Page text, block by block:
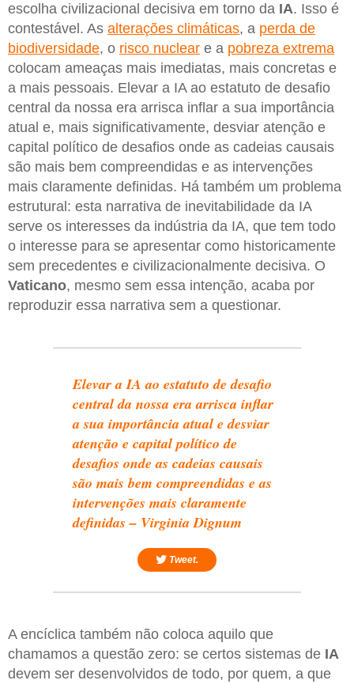
escolha civilizacional decisiva em torno da IA. Isso é
contestável. As alterações climáticas, a perda de
biodiversidade, o risco nuclear e a pobreza extrema
colocam ameaças mais imediatas, mais concretas e
a mais pessoais. Elevar a IA ao estatuto de desafio
central da nossa era arrisca inflar a sua importância
atual e, mais significativamente, desviar atenção e
capital político de desafios onde as cadeias causais
são mais bem compreendidas e as intervenções
mais claramente definidas. Há também um problema
estrutural: esta narrativa de inevitabilidade da IA
serve os interesses da indústria da IA, que tem todo
o interesse para se apresentar como historicamente
sem precedentes e civilizacionalmente decisiva. O
Vaticano, mesmo sem essa intenção, acaba por
reproduzir essa narrativa sem a questionar.
Elevar a IA ao estatuto de desafio
central da nossa era arrisca inflar
a sua importância atual e desviar
atenção e capital político de
desafios onde as cadeias causais
são mais bem compreendidas e as
intervenções mais claramente
definidas – Virginia Dignum
Tweet.
A encíclica também não coloca aquilo que
chamamos a questão zero: se certos sistemas de IA
devem ser desenvolvidos de todo, por quem, a que